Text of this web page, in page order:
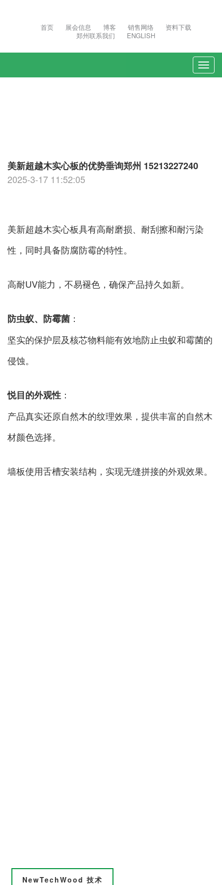
首页 展会信息 博客 销售网络
资料下载
郑州联系我们
ENGLISH
美新超越木实心板的优势垂询郑州 15213227240
2025-3-17 11:52:05
美新超越木实心板具有高耐磨损、耐刮擦和耐污染
性，同时具备防腐防霉的特性。
高耐UV能力，不易褪色，确保产品持久如新。
防虫蚁、防霉菌 ：
坚实的保护层及核芯物料能有效地防止虫蚁和霉菌的
侵蚀。
悦目的外观性 ：
产品真实还原自然木的纹理效果，提供丰富的自然木
材颜色选择。
墙板使用舌槽安装结构，实现无缝拼接的外观效果。
NewTechWood 技术